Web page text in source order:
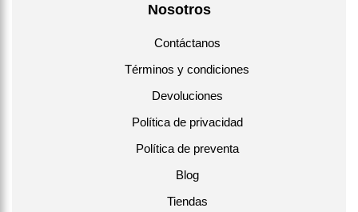
Nosotros
Contáctanos
Términos y condiciones
Devoluciones
Política de privacidad
Política de preventa
Blog
Tiendas